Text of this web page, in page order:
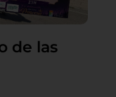
de las